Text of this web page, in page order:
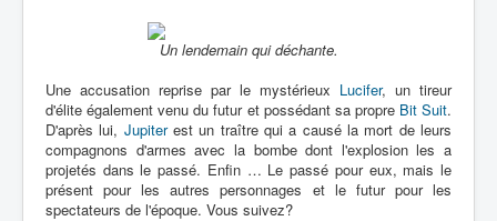
Un lendemain qui déchante.
Une accusation reprise par le mystérieux Lucifer, un tireur
d'élite également venu du futur et possédant sa propre Bit Suit.
D'après lui, Jupiterest un traître qui a causé la mort de leurs
compagnons d'armes avec la bombe dont l'explosion les a
projetés dans le passé. Enfin … Le passé pour eux, mais le
présent pour les autres personnages et le futur pour les
spectateurs de l'époque. Vous suivez?